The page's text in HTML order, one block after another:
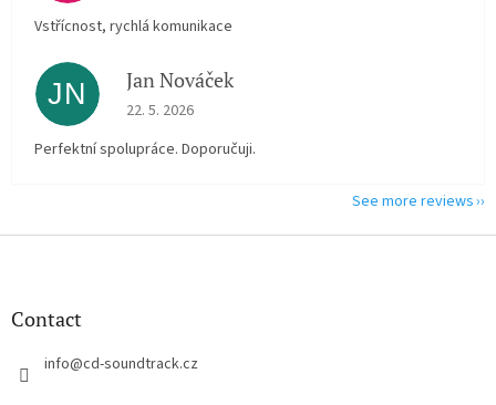
Vstřícnost, rychlá komunikace
JN Jan Nováček
The store rating is 5 out of 5 stars.
22. 5. 2026
Perfektní spolupráce. Doporučuji.
See more reviews
F
Contact
info@cd-soundtrack.cz